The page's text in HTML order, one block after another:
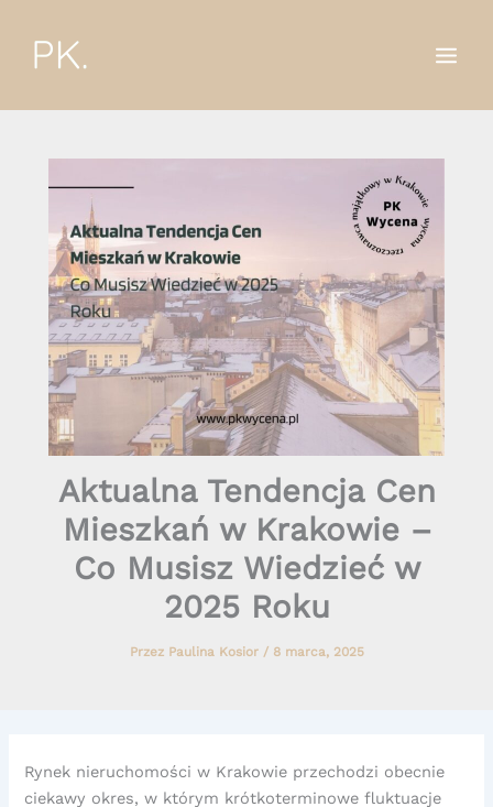
treści
Aktualna Tendencja Cen
Mieszkań w Krakowie –
Co Musisz Wiedzieć w
2025 Roku
Przez Paulina Kosior / 8 marca, 2025
Rynek nieruchomości w Krakowie przechodzi obecnie
ciekawy okres, w którym krótkoterminowe fluktuacje